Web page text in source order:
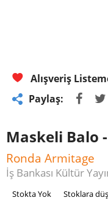
Alışveriş
Paylaş:
Maskeli Balo
Ronda Armitage
İş Bankası Kültür
Stokta Yok Stoklara